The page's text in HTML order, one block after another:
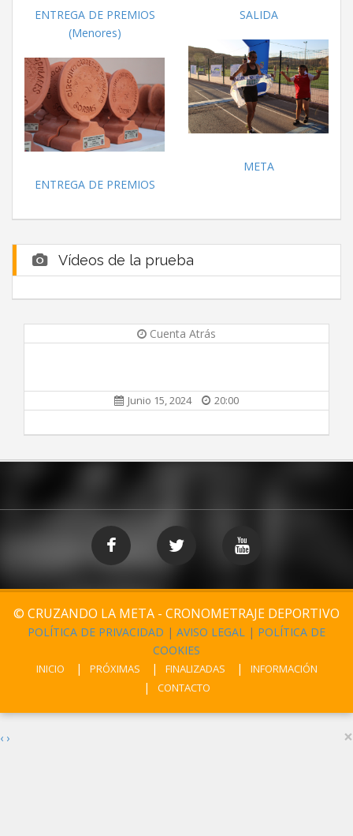
ENTREGA DE PREMIOS
(Menores)
SALIDA
META
ENTREGA DE PREMIOS
Vídeos de la prueba
Cuenta Atrás
Junio 15, 2024 20:00
© CRUZANDO LA META - CRONOMETRAJE DEPORTIVO
POLÍTICA DE PRIVACIDAD | AVISO LEGAL | POLÍTICA DE
COOKIES
INICIO PRÓXIMAS FINALIZADAS
INFORMACIÓN
CONTACTO
‹ › ×